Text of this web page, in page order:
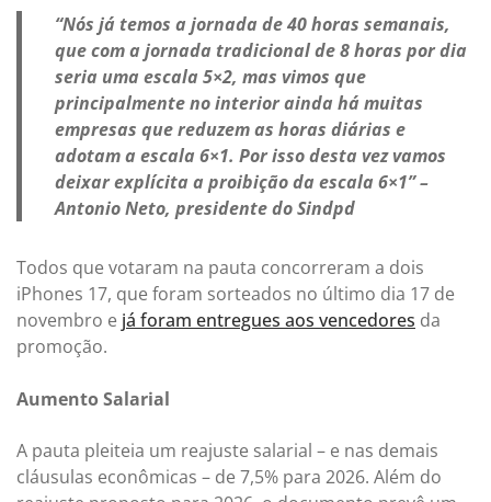
“Nós já temos a jornada de 40 horas semanais,
que com a jornada tradicional de 8 horas por dia
seria uma escala 5×2, mas vimos que
principalmente no interior ainda há muitas
empresas que reduzem as horas diárias e
adotam a escala 6×1. Por isso desta vez vamos
deixar explícita a proibição da escala 6×1” –
Antonio Neto, presidente do Sindpd
Todos que votaram na pauta concorreram a dois
iPhones 17, que foram sorteados no último dia 17 de
novembro e já foram entregues aos vencedores da
promoção.
Aumento Salarial
A pauta pleiteia um reajuste salarial – e nas demais
cláusulas econômicas – de 7,5% para 2026. Além do